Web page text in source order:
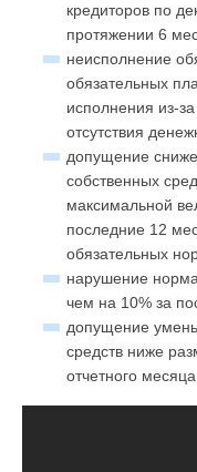
кредиторов по
протяжении 6
неисполнение
обязательных
исполнения из-
отсутствия
допущение
собственных
максимальной
последние 12
обязательных
нарушение
чем на 10% за
допущение
средств ниже
отчетного месяца.